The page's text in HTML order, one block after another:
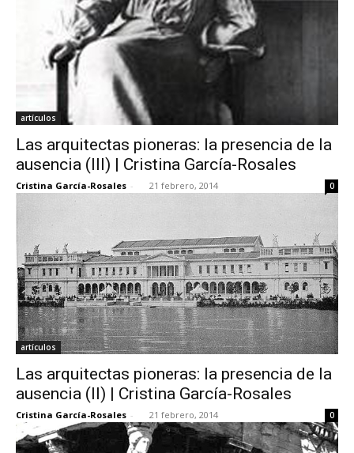
artículos
Las arquitectas pioneras: la presencia de la
ausencia (III) | Cristina García-Rosales
Cristina García-Rosales - 21 febrero, 2014 0
artículos
Las arquitectas pioneras: la presencia de la
ausencia (II) | Cristina García-Rosales
Cristina García-Rosales - 21 febrero, 2014 0